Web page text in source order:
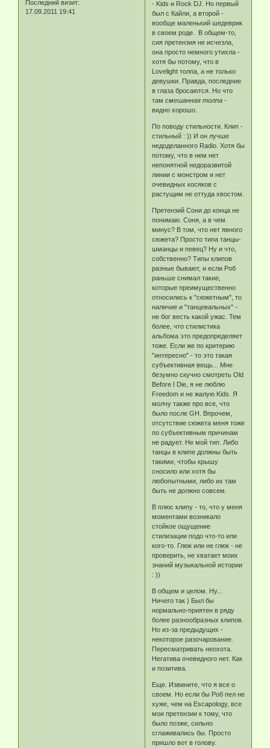
Последний визит:
17.09.2011 19:41
- Kids и Rock DJ. Но первый
был с Кайли, а второй -
вообще маленький шедеврик
в своем роде. В общем-то,
сия претензия не исчезла,
она просто немного утихла -
хотя бы потому, что в
Lovelight толпа, а не только
девушки. Правда, последние
в глаза бросаются. Но что
тамсмешанная толпа -
видно хорошо.
По поводу стильности. Клип -
стильный : )) И он лучше
недоделанного Radio. Хотя бы
потому, что в нем нет
непонятной недоразвитой
линии с монстром и нет
очевидных косяков с
растущим не оттуда хвостом.
Претензий Сони до конца не
понимаю. Соня, а в чем
минус? В том, что нет явного
сюжета? Просто типа танцы-
шманцы и певец? Ну и что,
собственно? Типы клипов
разные бывают, и если Роб
раньше снимал такие,
которые преимущественно
относились к "сюжетным", то
наличие и "танцевальных" -
не бог весть какой ужас. Тем
более, что стилистика
альбома это предопределяет
тоже. Если же по критерию
"интересно" - то это такая
субъективная вещь... Мне
безумно скучно смотреть Old
Before I Die, я не люблю
Freedom и не жалую Kids. Я
молчу также про все, что
было после GH. Впрочем,
отсутствие сюжета меня тоже
по субъективным причинам
не радует. Не мой тип. Либо
танцы в клипе должны быть
такими, чтобы крышу
сносило или хотя бы
любопытными, либо их там
быть не должно совсем.
В плюс клипу - то, что у меня
моментами возникало
стойкое ощущение
стилизации подо что-то или
кого-то. Глюк или не глюк - не
проверить, не хватает моих
знаний музыкальной истории
: ))
В общем и целом. Ну...
Ничего так ) Был бы
нормально-приятен в ряду
более разнообразных клипов.
Но из-за предыдущих -
некоторое разочарование.
Пересматривать неохота.
Негатива очевидного нет. Как
и позитива.
Еще. Извините, что я все о
своем. Но если бы Роб пел не
хуже, чем на Escapology, все
мои претензии к тому, что
было позже, сильно
сглаживались бы. Просто
пришло вот в голову.